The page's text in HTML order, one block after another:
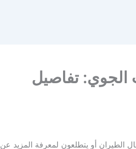
الجوي: تفاصيل
أو يتطلعون لمعرفة المزيد عن